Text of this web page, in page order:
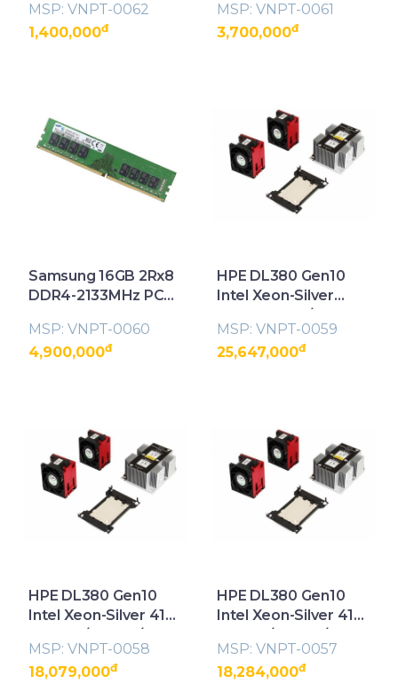
Unbuffered Server
Memory
MSP: VNPT-0062
1,400,000đ
UDIMM Memory
MSP: VNPT-0061
3,700,000đ
Samsung 16GB 2Rx8
DDR4-2133MHz PC4-
Unbuffered Server
Memory
MSP: VNPT-0060
4,900,000đ
HPE DL380 Gen10
Intel Xeon-Silver
4114 (2.2GHz/10-
core/85W)
Processor Kit
MSP: VNPT-0059
25,647,000đ
HPE DL380 Gen10
Intel Xeon-Silver 4112
(2.6GHz/4-core/85W)
Processor Kit
(873647-B21)
MSP: VNPT-0058
18,079,000đ
HPE DL380 Gen10
Intel Xeon-Silver 4110
(2.1GHz/8-core/85W)
Processor Kit
(826846-B21)
MSP: VNPT-0057
18,284,000đ